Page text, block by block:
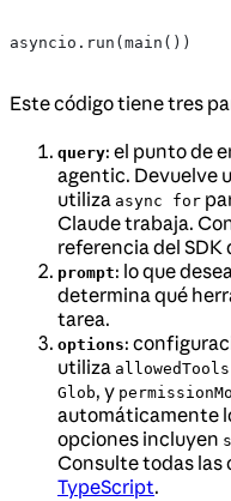
asyncio.run(main())
Este código tiene tres
query: el punto de
agentic. Devuelve
utiliza async for
Claude trabaja.
referencia del SDK
prompt: lo que
determina qué
tarea.
options:
utiliza allowedTools
Glob, y
automáticamente
opciones incluyen
Consulte todas las
TypeScript.